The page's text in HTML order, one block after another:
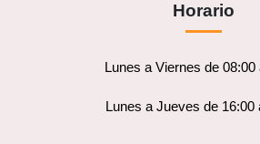
Horario
Lunes a Viernes de 08:00
Lunes a Jueves de 16:00